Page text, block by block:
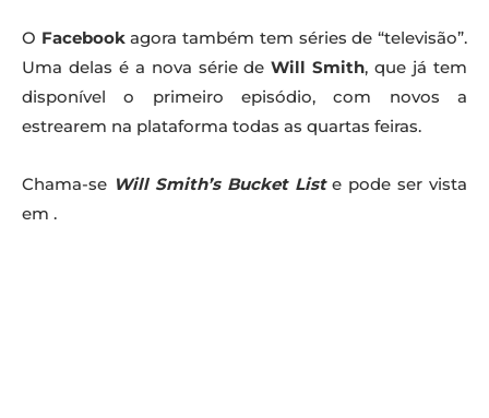
O Facebookagora também tem séries de “televisão”.
Uma delas é a nova série deWill Smith, que já tem
disponível o primeiro episódio, com novos a
estrearem na plataforma todas as quartas feiras.
Chama-se Will Smith’s Bucket List e pode ser vista
em .